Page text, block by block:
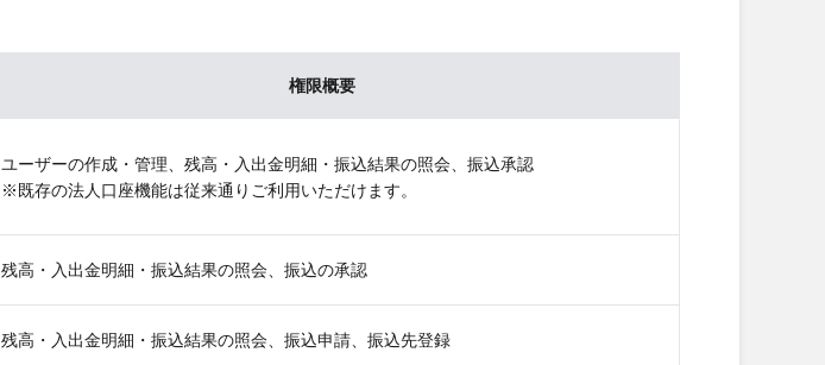
権限概要
ユーザーの作成・管理、残高・入出金明細・振込結果の照会、振込承認
※既存の法人口座機能は従来通りご利用いただけます。
残高・入出金明細・振込結果の照会、振込の承認
残高・入出金明細・振込結果の照会、振込申請、振込先登録